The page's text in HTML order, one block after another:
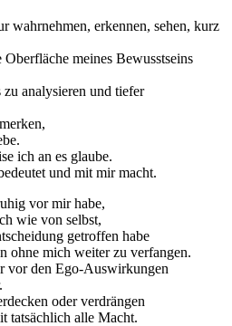
wahrnehmen, erkennen, sehen, kurz
meines Bewusstseins
analysieren und tiefer
ich an es glaube.
und mit mir macht.
vor mir habe,
wie von selbst,
getroffen habe
ohne mich weiter zu verfangen.
vor den Ego-Auswirkungen
oder verdrängen
tatsächlich alle Macht.